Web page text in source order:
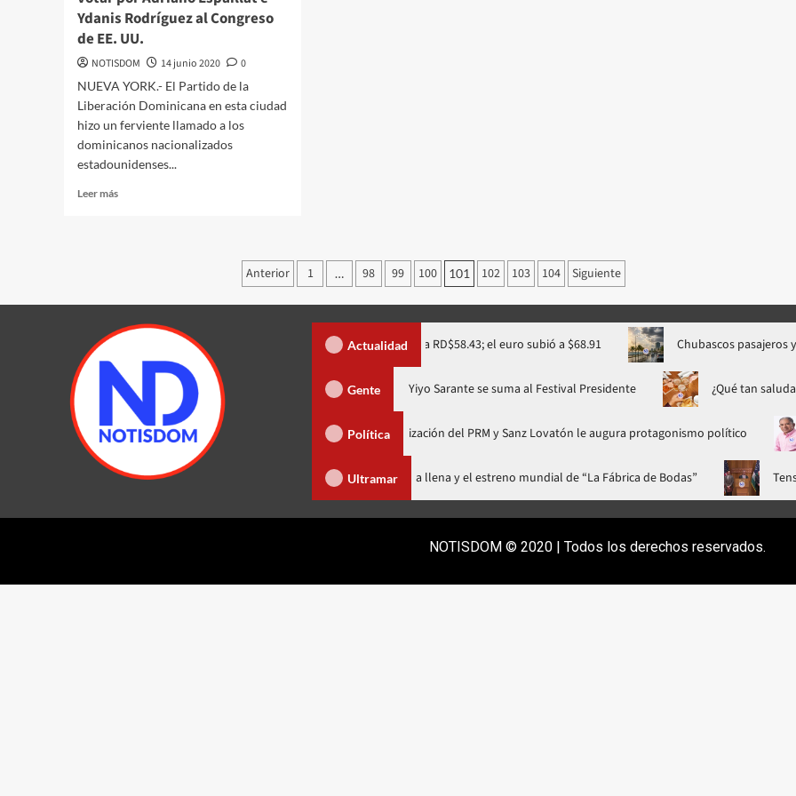
Ydanis Rodríguez al Congreso
de EE. UU.
NOTISDOM 14 junio 2020
0
NUEVA YORK.- El Partido de la
Liberación Dominicana en esta ciudad
hizo un ferviente llamado a los
dominicanos nacionalizados
estadounidenses...
Leer más
Anterior 1 … 98 99 100 101 102 103 104 Siguiente
Actualidad
Dólar subió 4 cts. y era vendido a RD$58.43; el euro subió a $68.91 Chubascos pasajeros y calor
Gente
con la tercera temporada de “Fuera de Liga”, ahora en nuevo horario Yiyo Sarante se suma al Festival Presidente
Política
Freund descarta Secretaría de Organización del PRM y Sanz Lovatón le augura protagonismo político
Ultramar
Dominican Film Festival celebra 15 años con una gala a casa llena y el estreno mundial de “La Fábrica de Bodas”
NOTISDOM © 2020 | Todos los derechos reservados.